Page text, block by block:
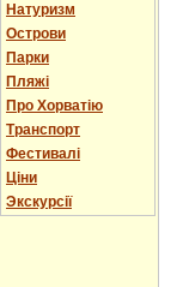
Натуризм
Острови
Парки
Пляжі
Про Хорватію
Транспорт
Фестивалі
Ціни
Экскурсії